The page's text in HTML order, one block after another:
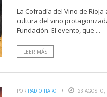
La Cofradía del Vino de
cultura del vino
Fundación. El evento, que ...
LEER MÁS
POR RADIO HARO 23 AGOSTO,